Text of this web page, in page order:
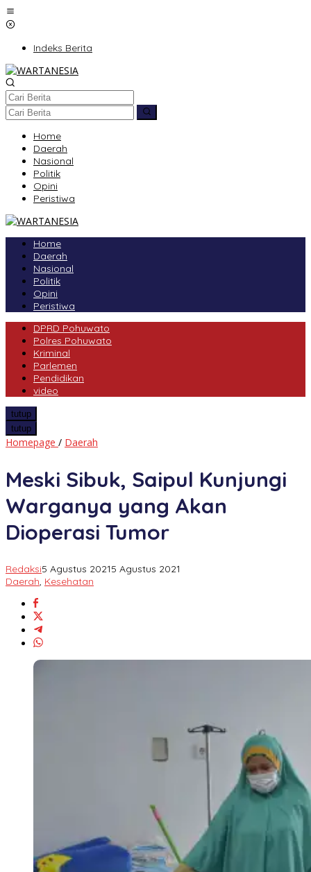
Lewati
ke
Indeks Berita
Home
Daerah
Nasional
Politik
Opini
Peristiwa
Home
Daerah
Nasional
Politik
Opini
Peristiwa
DPRD Pohuwato
Polres Pohuwato
Kriminal
Parlemen
Pendidikan
video
tutup
tutup
Homepage / Daerah
Kunjungi
Warganya
yang
Dioperasi
Meski Sibuk, Saipul Kunjungi
Warganya yang Akan
Dioperasi Tumor
Redaksi5 Agustus 20215 Agustus 2021
Daerah, Kesehatan